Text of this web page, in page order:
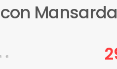
con
e